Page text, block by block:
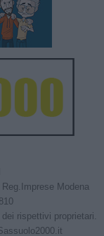
Modena
rispettivi proprietari.